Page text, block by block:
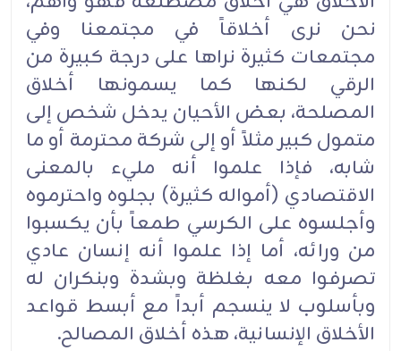
نحن نرى أخلاقاً في مجتمعنا وفي
مجتمعات كثيرة نراها على درجة كبيرة من
الرقي لكنها كما يسمونها أخلاق
المصلحة، بعض الأحيان يدخل شخص إلى
متمول كبير مثلاً أو إلى شركة محترمة أو ما
شابه، فإذا علموا أنه مليء بالمعنى
الاقتصادي (أمواله كثيرة) بجلوه واحترموه
وأجلسوه على الكرسي طمعاً بأن يكسبوا
من ورائه، أما إذا علموا أنه إنسان عادي
تصرفوا معه بغلظة وبشدة وبنكران له
وبأسلوب لا ينسجم أبداً مع أبسط قواعد
الأخلاق الإنسانية، هذه أخلاق المصالح.‏